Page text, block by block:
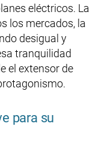
eléctricos. La
los mercados, la
desigual y
tranquilidad
el extensor de
para su